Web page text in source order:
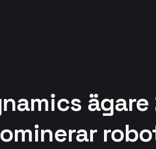
ägare